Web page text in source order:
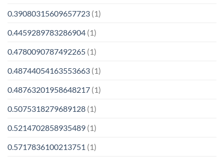
0.39080315609657723 (1)
0.4459289783286904 (1)
0.4780090787492265 (1)
0.48744054163553663 (1)
0.48763201958648217 (1)
0.5075318279689128 (1)
0.5214702858935489 (1)
0.5717836100213751 (1)